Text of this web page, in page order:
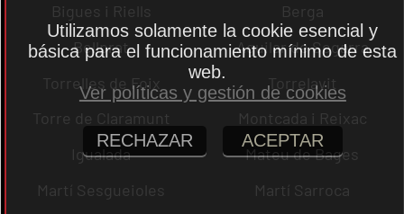
Bigues i Riells
Berga
Bellprat
Aguilar de Segarra
Torrelles de Foix
Torrelavit
Torre de Claramunt
Montcada i Reixac
Igualada
Mateu de Bages
Martí Sesgueioles
Martí Sarroca
Utilizamos solamente la cookie esencial y
básica para el funcionamiento mínimo de esta
web.
Ver políticas y gestión de cookies
RECHAZAR ACEPTAR